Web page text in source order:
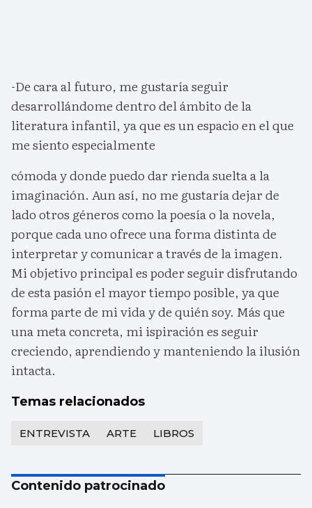
-De cara al futuro, me gustaría seguir
desarrollándome dentro del ámbito de la
literatura infantil, ya que es un espacio en el que
me siento especialmente
cómoda y donde puedo dar rienda suelta a la
imaginación. Aun así, no me gustaría dejar de
lado otros géneros como la poesía o la novela,
porque cada uno ofrece una forma distinta de
interpretar y comunicar a través de la imagen.
Mi objetivo principal es poder seguir disfrutando
de esta pasión el mayor tiempo posible, ya que
forma parte de mi vida y de quién soy. Más que
una meta concreta, mi ispiración es seguir
creciendo, aprendiendo y manteniendo la ilusión
intacta.
Temas relacionados
ENTREVISTA ARTE LIBROS
Contenido patrocinado